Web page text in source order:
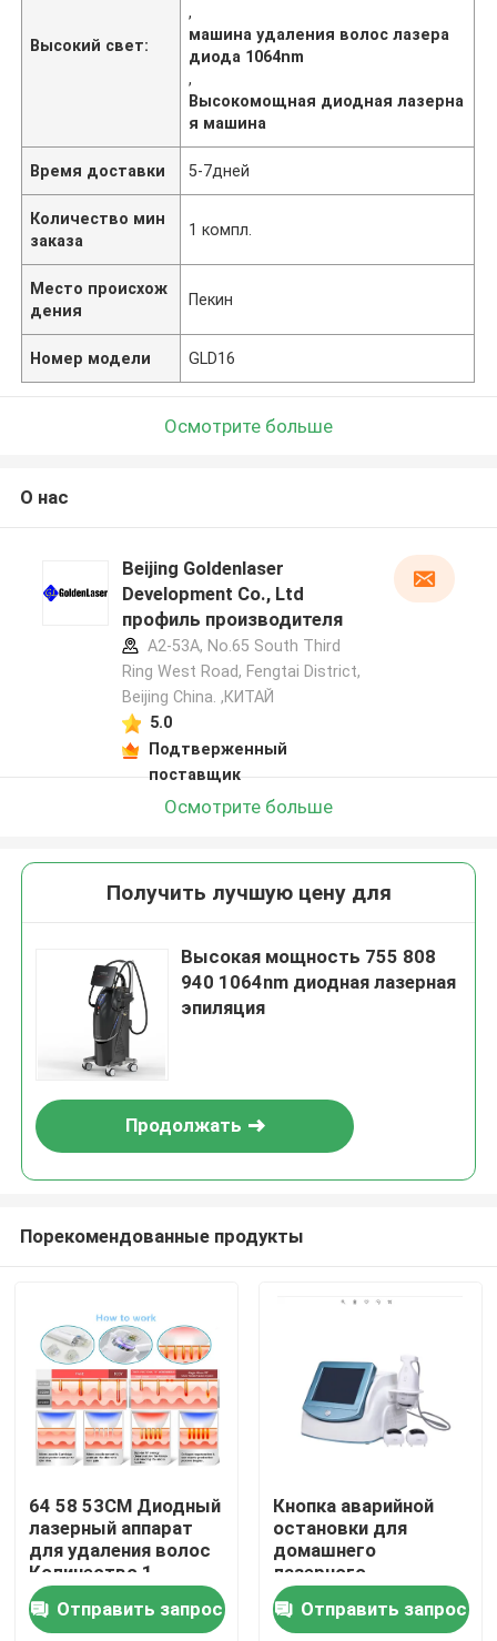
Дом
Продукты
Ролики
Высокий свет:
,
машина удаления волос лазера
диода 1064nm
,
Высокомощная диодная лазерна
я машина
Время доставки 5-7дней
Количество мин
заказа
1 компл.
Место происхож
дения
Пекин
Номер модели GLD16
Осмотрите больше
О нас
Beijing Goldenlaser
Development Co., Ltd
профиль производителя
A2-53A, No.65 South Third
Ring West Road, Fengtai District,
Beijing China. ,КИТАЙ
5.0
Подтверженный
поставщик
Осмотрите больше
Получить лучшую цену для
Высокая мощность 755 808
940 1064nm диодная лазерная
эпиляция
Продолжать
Порекомендованные продукты
64 58 53CM Диодный
лазерный аппарат
для удаления волос
Количество 1
Быстрая функция
удаления волос
Отправить запрос
Кнопка аварийной
остановки для
домашнего
лазерного
эпилятора.
Устройство с
Отправить запрос